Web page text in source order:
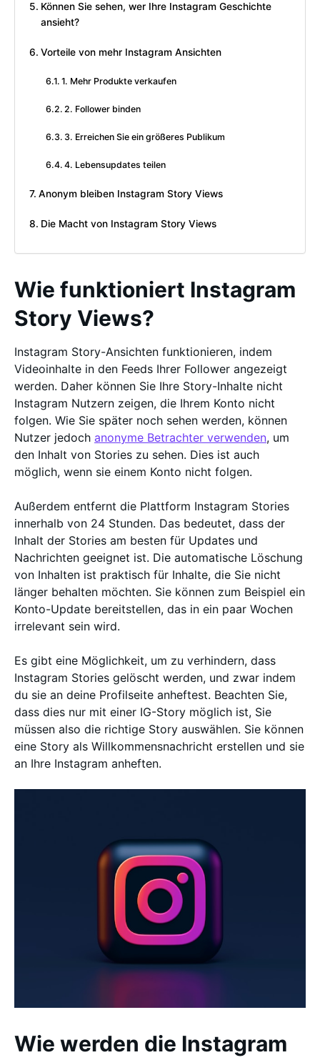
Können Sie sehen, wer Ihre Instagram Geschichte
ansieht?
Vorteile von mehr Instagram Ansichten
1. Mehr Produkte verkaufen
2. Follower binden
3. Erreichen Sie ein größeres Publikum
4. Lebensupdates teilen
Anonym bleiben Instagram Story Views
Die Macht von Instagram Story Views
Wie funktioniert Instagram
Story Views?
Instagram Story-Ansichten funktionieren, indem
Videoinhalte in den Feeds Ihrer Follower angezeigt
werden. Daher können Sie Ihre Story-Inhalte nicht
Instagram Nutzern zeigen, die Ihrem Konto nicht
folgen. Wie Sie später noch sehen werden, können
Nutzer jedoch anonyme Betrachter verwenden, um
den Inhalt von Stories zu sehen. Dies ist auch
möglich, wenn sie einem Konto nicht folgen.
Außerdem entfernt die Plattform Instagram Stories
innerhalb von 24 Stunden. Das bedeutet, dass der
Inhalt der Stories am besten für Updates und
Nachrichten geeignet ist. Die automatische Löschung
von Inhalten ist praktisch für Inhalte, die Sie nicht
länger behalten möchten. Sie können zum Beispiel ein
Konto-Update bereitstellen, das in ein paar Wochen
irrelevant sein wird.
Es gibt eine Möglichkeit, um zu verhindern, dass
Instagram Stories gelöscht werden, und zwar indem
du sie an deine Profilseite anheftest. Beachten Sie,
dass dies nur mit einer IG-Story möglich ist, Sie
müssen also die richtige Story auswählen. Sie können
eine Story als Willkommensnachricht erstellen und sie
an Ihre Instagram anheften.
Wie werden die Instagram